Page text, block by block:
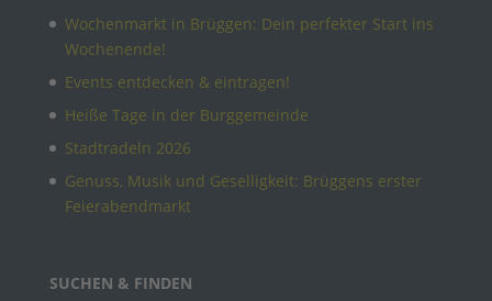
Wochenmarkt in Brüggen: Dein perfekter Start ins
Wochenende!
Events entdecken & eintragen!
Heiße Tage in der Burggemeinde
Stadtradeln 2026
Genuss, Musik und Geselligkeit: Brüggens erster
Feierabendmarkt
SUCHEN & FINDEN